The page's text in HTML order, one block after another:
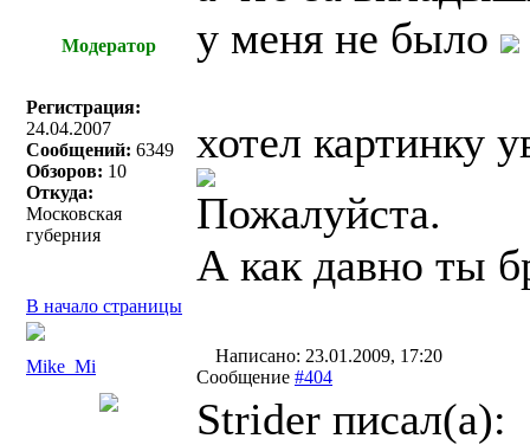
Модератор
Регистрация:
24.04.2007
Сообщений: 6349
Обзоров: 10
Откуда:
Московская
губерния
у меня не было
хотел картинку
Пожалуйста.
А как давно ты
В начало страницы
Mike_Mi
Написано: 23.01.2009, 17:20
Сообщение #404
Strider писал(a):